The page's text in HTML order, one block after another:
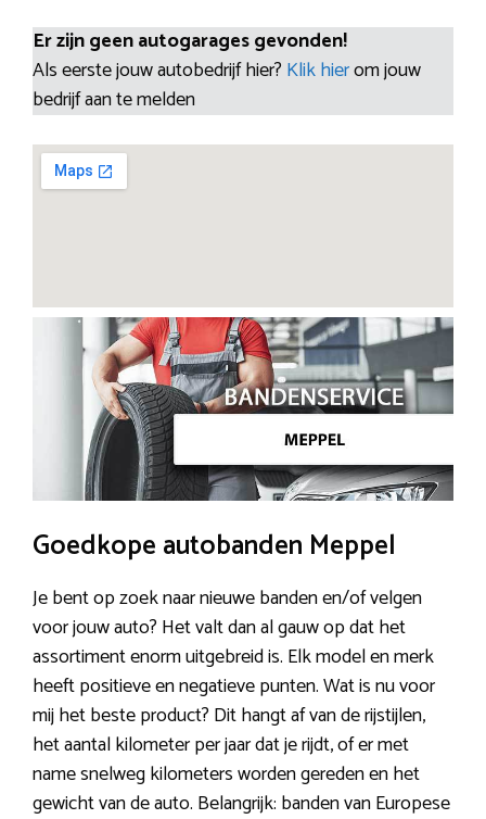
Er zijn geen autogarages gevonden!
Als eerste jouw autobedrijf hier? Klik hierom jouw
bedrijf aan te melden
Goedkope autobanden Meppel
Je bent op zoek naar nieuwe banden en/of velgen
voor jouw auto? Het valt dan al gauw op dat het
assortiment enorm uitgebreid is. Elk model en merk
heeft positieve en negatieve punten. Wat is nu voor
mij het beste product? Dit hangt af van de rijstijlen,
het aantal kilometer per jaar dat je rijdt, of er met
name snelweg kilometers worden gereden en het
gewicht van de auto. Belangrijk: banden van Europese